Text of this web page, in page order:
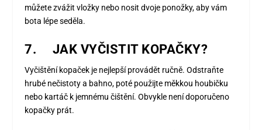
můžete zvážit vložky nebo nosit dvoje ponožky, aby vám
bota lépe seděla.
7. JAK VYČISTIT KOPAČKY?
Vyčištění kopaček je nejlepší provádět ručně. Odstraňte
hrubé nečistoty a bahno, poté použijte měkkou houbičku
nebo kartáč k jemnému čištění. Obvykle není doporučeno
kopačky prát.